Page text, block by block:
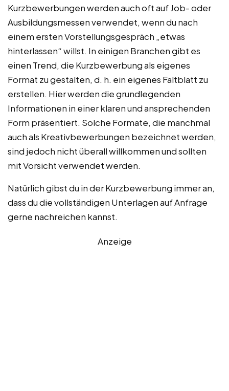
Kurzbewerbungen werden auch oft auf Job- oder
Ausbildungsmessen verwendet, wenn du nach
einem ersten Vorstellungsgespräch „etwas
hinterlassen“ willst. In einigen Branchen gibt es
einen Trend, die Kurzbewerbung als eigenes
Format zu gestalten, d. h. ein eigenes Faltblatt zu
erstellen. Hier werden die grundlegenden
Informationen in einer klaren und ansprechenden
Form präsentiert. Solche Formate, die manchmal
auch als Kreativbewerbungen bezeichnet werden,
sind jedoch nicht überall willkommen und sollten
mit Vorsicht verwendet werden.
Natürlich gibst du in der Kurzbewerbung immer an,
dass du die vollständigen Unterlagen auf Anfrage
gerne nachreichen kannst.
Anzeige